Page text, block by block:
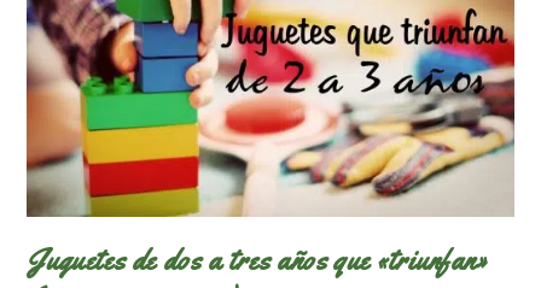
Juguetes de dos a tres años que «triunfan»